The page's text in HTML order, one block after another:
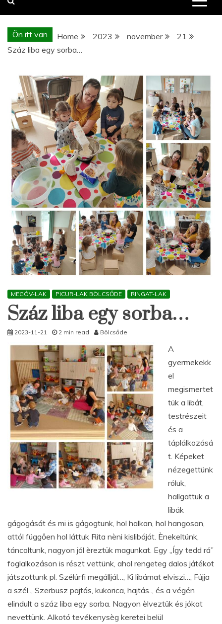
Ön itt van Home 2023 november
21
Száz liba egy sorba…
MEGÓV-LAK PICUR-LAK BÖLCSŐDE RINGAT-LAK
Száz liba egy sorba…
2023-11-21 2 min read Bölcsőde
A
gyermekekk
el
megismertet
tük a libát,
testrészeit
és a
táplálkozásá
t. Képeket
nézegettünk
róluk,
hallgattuk a
libák
gágogását és mi is gágogtunk, hol halkan, hol hangosan,
attól függően hol láttuk Rita nèni kislibáját. Ènekeltünk,
táncoltunk, nagyon jól èreztük magunkat. Egy „Így tedd rá”
foglalkozáson is részt vettünk, ahol rengeteg dalos játékot
játszottunk pl. Szélúrfi megálljál…, Ki libámat elviszi…, Fújja
a szél.., Szerbusz pajtás, kukorica, hajtás.., és a végén
elindult a száz liba egy sorba. Nagyon èlveztük és jókat
nevettünk. Alkotó tevékenysèg keretei belül